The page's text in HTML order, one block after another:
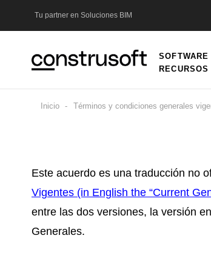
Tu partner en Soluciones BIM
Main
navigation
SOFTWARE
RECURSOS
Sobrescribir
de
ayuda
a
Inicio Términos y condiciones generales
Este acuerdo es una traducción no
Vigentes (in English the “Current
entre las dos versiones, la versión
Generales.